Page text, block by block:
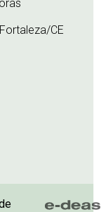
CE